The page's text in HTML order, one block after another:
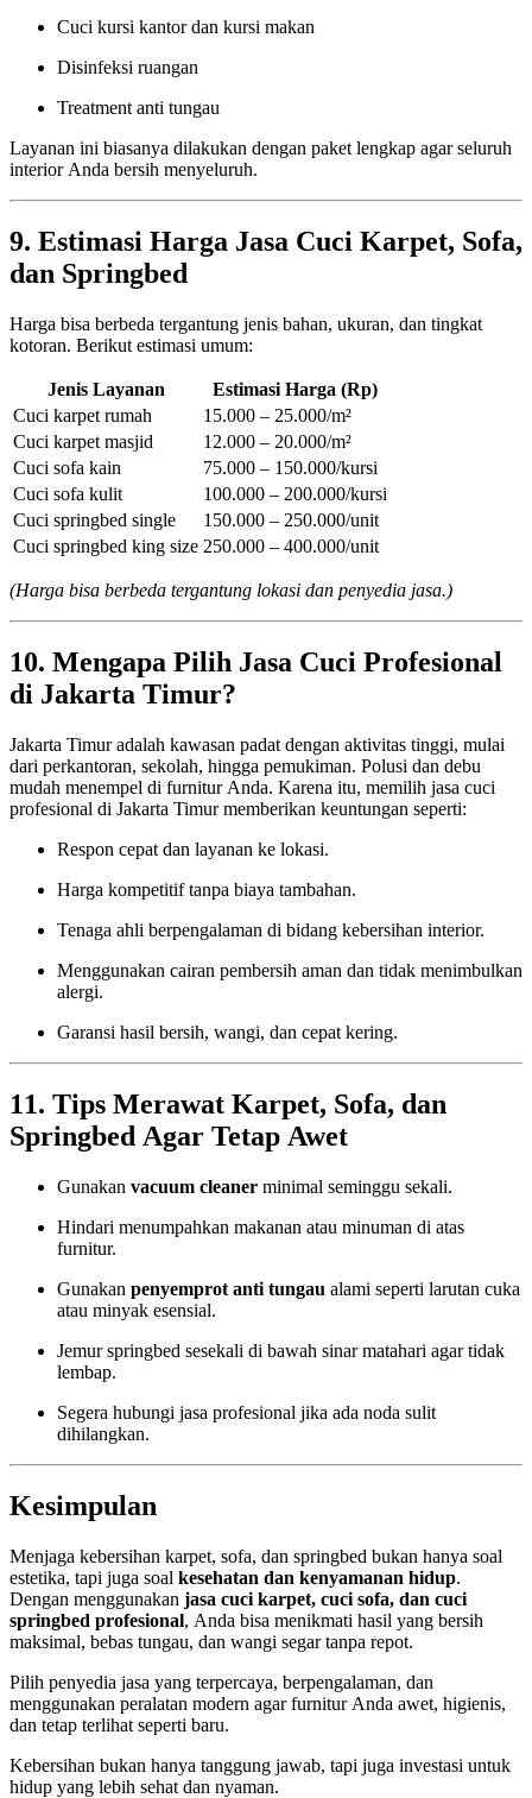
Cuci kursi kantor dan kursi makan
Disinfeksi ruangan
Treatment anti tungau
Layanan ini biasanya dilakukan dengan paket lengkap agar seluruh
interior Anda bersih menyeluruh.
9. Estimasi Harga Jasa Cuci Karpet, Sofa,
dan Springbed
Harga bisa berbeda tergantung jenis bahan, ukuran, dan tingkat
kotoran. Berikut estimasi umum:
Jenis Layanan
Estimasi Harga (Rp)
Cuci karpet rumah
15.000 – 25.000/m²
Cuci karpet masjid
12.000 – 20.000/m²
Cuci sofa kain
75.000 – 150.000/kursi
Cuci sofa kulit
100.000 – 200.000/kursi
Cuci springbed single
150.000 – 250.000/unit
Cuci springbed king size 250.000 – 400.000/unit
(Harga bisa berbeda tergantung lokasi dan penyedia jasa.)
10. Mengapa Pilih Jasa Cuci Profesional
di Jakarta Timur?
Jakarta Timur adalah kawasan padat dengan aktivitas tinggi, mulai
dari perkantoran, sekolah, hingga pemukiman. Polusi dan debu
mudah menempel di furnitur Anda. Karena itu, memilih jasa cuci
profesional di Jakarta Timur memberikan keuntungan seperti:
Respon cepat dan layanan ke lokasi.
Harga kompetitif tanpa biaya tambahan.
Tenaga ahli berpengalaman di bidang kebersihan interior.
Menggunakan cairan pembersih aman dan tidak menimbulkan
alergi.
Garansi hasil bersih, wangi, dan cepat kering.
11. Tips Merawat Karpet, Sofa, dan
Springbed Agar Tetap Awet
Gunakan vacuum cleaner minimal seminggu sekali.
Hindari menumpahkan makanan atau minuman di atas
furnitur.
Gunakan penyemprot anti tungau alami seperti larutan cuka
atau minyak esensial.
Jemur springbed sesekali di bawah sinar matahari agar tidak
lembap.
Segera hubungi jasa profesional jika ada noda sulit
dihilangkan.
Kesimpulan
Menjaga kebersihan karpet, sofa, dan springbed bukan hanya soal
estetika, tapi juga soal kesehatan dan kenyamanan hidup.
Dengan menggunakan jasa cuci karpet, cuci sofa, dan cuci
springbed profesional, Anda bisa menikmati hasil yang bersih
maksimal, bebas tungau, dan wangi segar tanpa repot.
Pilih penyedia jasa yang terpercaya, berpengalaman, dan
menggunakan peralatan modern agar furnitur Anda awet, higienis,
dan tetap terlihat seperti baru.
Kebersihan bukan hanya tanggung jawab, tapi juga investasi untuk
hidup yang lebih sehat dan nyaman.